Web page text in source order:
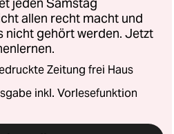
jeden Samstag
allen recht macht und
nicht gehört werden. Jetzt
Zeitung frei Haus
inkl. Vorlesefunktion